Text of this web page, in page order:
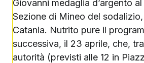
Giovanni medaglia d’argento
Sezione di Mineo del
Catania. Nutrito pure il
successiva, il 23 aprile, che,
autorità (previsti alle 12 in